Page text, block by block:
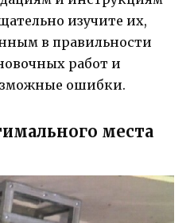
изучите их,
в правильности
работ и
ошибки.
места